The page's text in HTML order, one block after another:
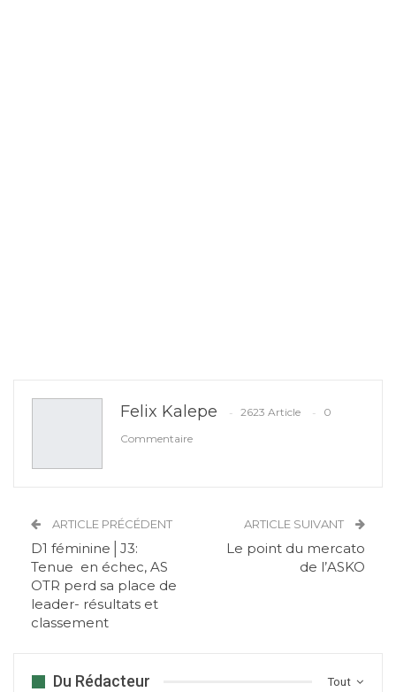
Felix Kalepe 2623 Article
0
Commentaire
ARTICLE PRÉCÉDENT
D1 féminine│J3:
Tenue en échec, AS
OTR perd sa place de
leader- résultats et
classement
ARTICLE SUIVANT
Le point du mercato
de l’ASKO
Tout
Du Rédacteur